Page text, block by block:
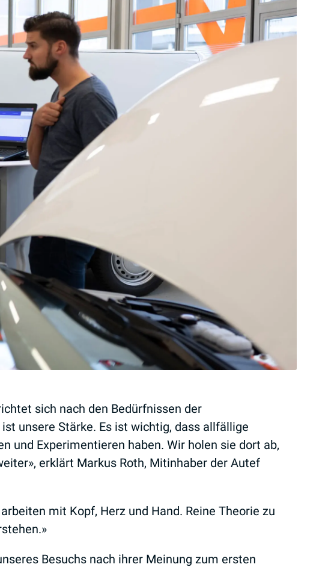
sich nach den Bedürfnissen der
unsere Stärke. Es ist wichtig, dass allfällige
und Experimentieren haben. Wir holen sie dort ab,
erklärt Markus Roth, Mitinhaber der Autef
mit Kopf, Herz und Hand. Reine Theorie zu
Besuchs nach ihrer Meinung zum ersten